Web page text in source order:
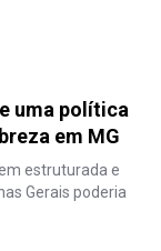
uma política
em MG
estruturada e
Gerais poderia